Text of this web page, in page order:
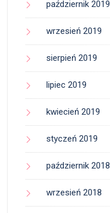
październik 2019
wrzesień 2019
sierpień 2019
lipiec 2019
kwiecień 2019
styczeń 2019
październik 2018
wrzesień 2018